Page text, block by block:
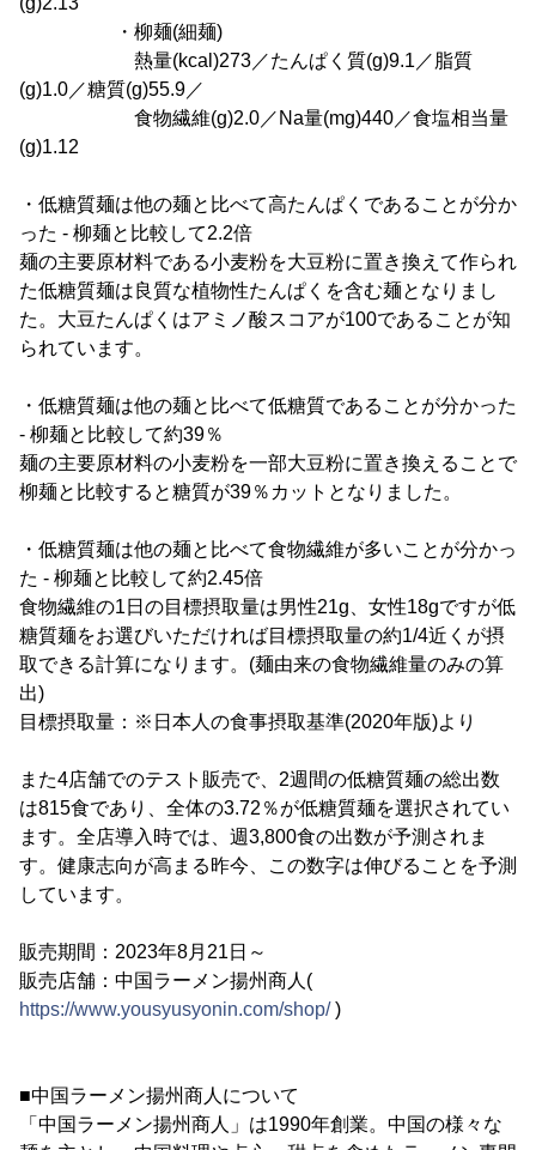
・柳麺(細麺)
熱量(kcal)273／たんぱく質(g)9.1／脂質
(g)1.0／糖質(g)55.9／
食物繊維(g)2.0／Na量(mg)440／食塩相当量
(g)1.12
・低糖質麺は他の麺と比べて高たんぱくであることが分か
った - 柳麺と比較して2.2倍
麺の主要原材料である小麦粉を大豆粉に置き換えて作られ
た低糖質麺は良質な植物性たんぱくを含む麺となりまし
た。大豆たんぱくはアミノ酸スコアが100であることが知
られています。
・低糖質麺は他の麺と比べて低糖質であることが分かった
- 柳麺と比較して約39％
麺の主要原材料の小麦粉を一部大豆粉に置き換えることで
柳麺と比較すると糖質が39％カットとなりました。
・低糖質麺は他の麺と比べて食物繊維が多いことが分かっ
た - 柳麺と比較して約2.45倍
食物繊維の1日の目標摂取量は男性21g、女性18gですが低
糖質麺をお選びいただければ目標摂取量の約1/4近くが摂
取できる計算になります。(麺由来の食物繊維量のみの算
出)
目標摂取量：※日本人の食事摂取基準(2020年版)より
また4店舗でのテスト販売で、2週間の低糖質麺の総出数
は815食であり、全体の3.72％が低糖質麺を選択されてい
ます。全店導入時では、週3,800食の出数が予測されま
す。健康志向が高まる昨今、この数字は伸びることを予測
しています。
販売期間：2023年8月21日～
販売店舗：中国ラーメン揚州商人(
https://www.yousyusyonin.com/shop/)
■中国ラーメン揚州商人について
「中国ラーメン揚州商人」は1990年創業。中国の様々な